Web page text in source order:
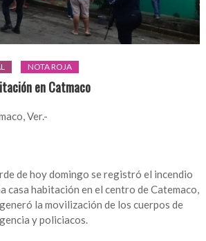
NOTA ROJA
en Catmaco
Ver.-
de hoy domingo se registró el incendio
casa habitación en el centro de Catemaco,
la movilización de los cuerpos de
y policiacos.